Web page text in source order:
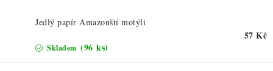
TÉMATICKÉ PRODUKTY
PROFI BALENÍ
Jedlý papír Amazonští motýli
Skladem (96 ks)
57 Kč